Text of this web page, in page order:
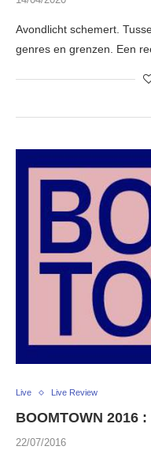
Avondlicht schemert.
genres en grenzen. Een
Live Live Review
BOOMTOWN 2016
22/07/2016